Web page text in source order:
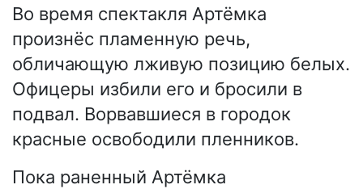
Во время спектакля Артёмка
произнёс пламенную речь,
обличающую лживую позицию белых.
Офицеры избили его и бросили в
подвал. Ворвавшиеся в городок
красные освободили пленников.
Пока раненный Артёмка